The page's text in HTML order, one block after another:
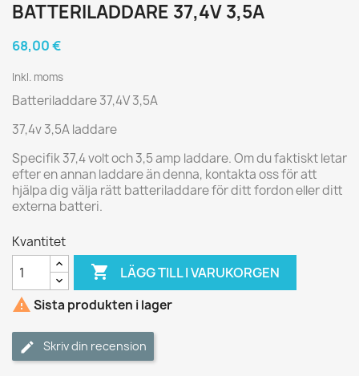
BATTERILADDARE 37,4V 3,5A
68,00 €
Inkl. moms
Batteriladdare 37,4V 3,5A
37,4v 3,5A laddare
Specifik 37,4 volt och 3,5 amp laddare. Om du faktiskt letar
efter en annan laddare än denna, kontakta oss för att
hjälpa dig välja rätt batteriladdare för ditt fordon eller ditt
externa batteri.
Kvantitet
 LÄGG TILL I VARUKORGEN
 Sista produkten i lager
Skriv din recension